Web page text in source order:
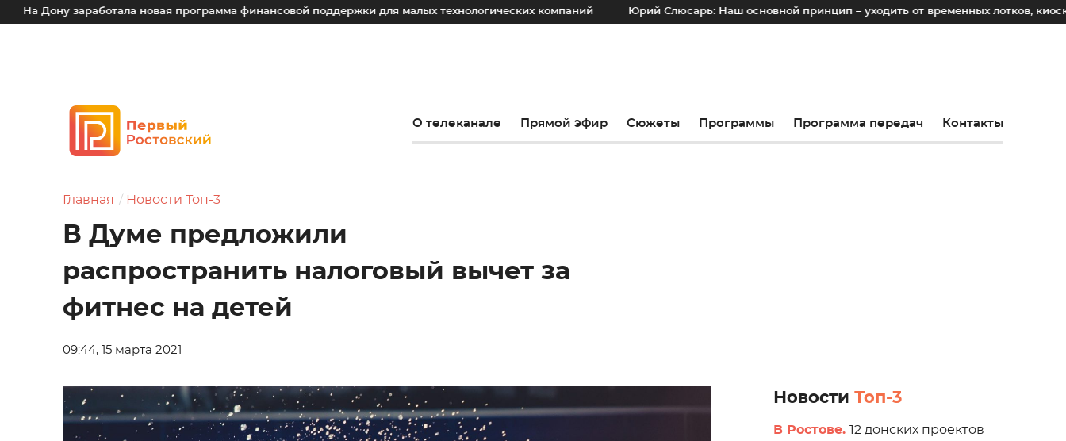
новая программа финансовой поддержки для малых технологических компаний Юрий Слюсарь: Наш основной принцип – уходить от временных лотков, киосков и
О телеканале Прямой эфир Сюжеты Программы Программа передач Контакты
Главная Новости Топ-3
В Думе предложили
распространить налоговый вычет за
фитнес на детей
09:44, 15 марта 2021
Новости Топ-3
В Ростове. 12 донских проектов